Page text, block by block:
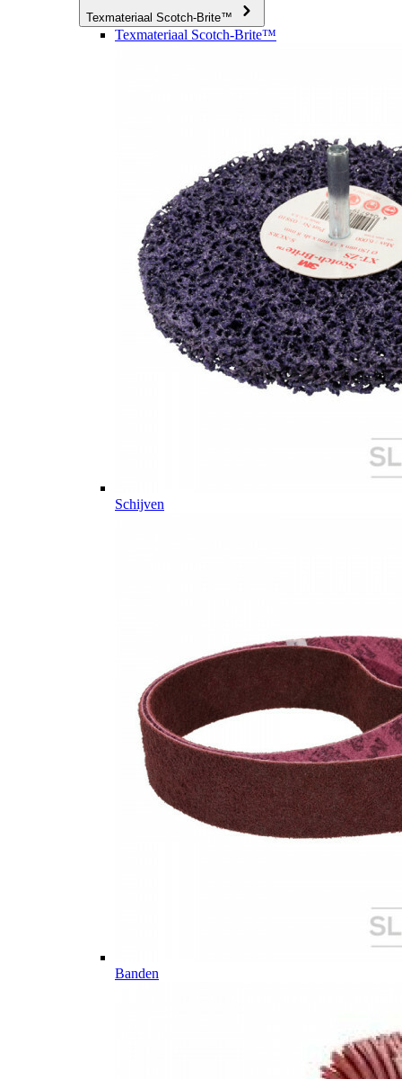
Texmateriaal Scotch-Brite™
Texmateriaal Scotch-Brite™
Schijven
Banden